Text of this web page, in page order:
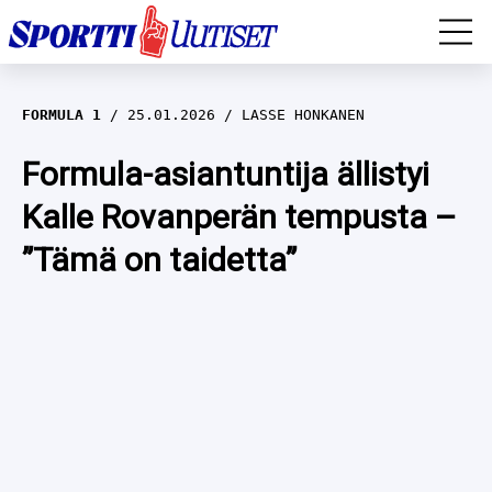
EM-YLEISURHEILU
JÄÄKIEKKO
YLEISURHEILU
WILMA HELTELÄ
TALVILAJIT
FORMULA 1 25.01.2026 LASSE HONKANEN
Formula-asiantuntija ällistyi
Kalle Rovanperän tempusta –
”Tämä on taidetta”